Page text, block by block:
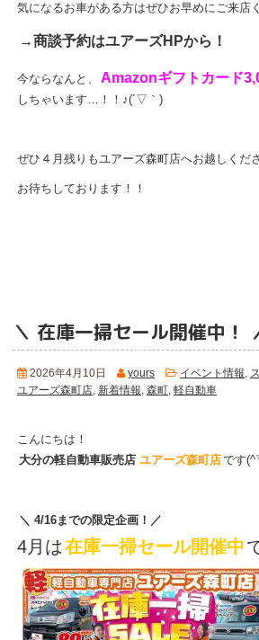
気になるお車がある方はぜひお早めにご来店
→商談予約はユアーズHPから！
今ならなんと、 Amazonギフトカード
しちゃいます…！！♪(´▽｀)
ぜひ４月残りもユアーズ森町店へお越しくだ
お待ちしております！！
＼ 在庫一掃セール開催中！
2026年4月10日 yours イベント情報
ユアーズ森町店 新着情報 森町 軽自動車
こんにちは！
大分の軽自動車販売店 ユアーズ森町店です
＼ 4/16までの限定企画！／
4月は在庫一掃セール開催中